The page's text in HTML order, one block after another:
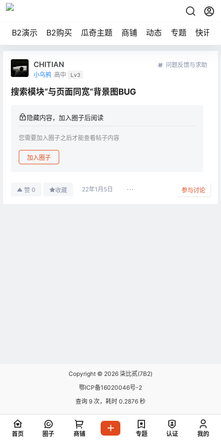
B2演示 B2购买 瓜奇主题 商铺 动态 专题 快讯
CHITIAN
小乌鸦 高中 Lv3
问题反馈与求助
搜索模块“与页面同宽”背景图BUG
隐藏内容，加入圈子后阅读
您需要加入圈子之后才能查看帖子内容
加入圈子
赞 0 收藏 22年1月5日 参与讨论
Copyright © 2026 柒比贰(7B2)
鄂ICP备16020046号-2
查询 9 次，耗时 0.2876 秒
首页 圈子 商铺 专题 认证 我的